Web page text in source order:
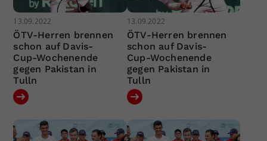
13.09.2022
ÖTV-Herren brennen
schon auf Davis-
Cup-Wochenende
gegen Pakistan in
Tulln
13.09.2022
ÖTV-Herren brennen
schon auf Davis-
Cup-Wochenende
gegen Pakistan in
Tulln